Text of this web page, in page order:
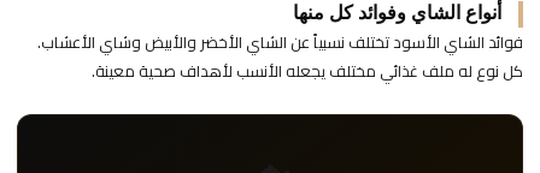
أنواع الشاي وفوائد كل منها
فوائد الشاي الأسود تختلف نسبياً عن الشاي الأخضر والأبيض وشاي الأعشاب.
كل نوع له ملف غذائي مختلف يجعله الأنسب لأهداف صحية معينة.